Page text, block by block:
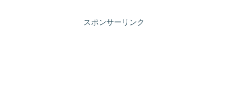
スポンサーリンク